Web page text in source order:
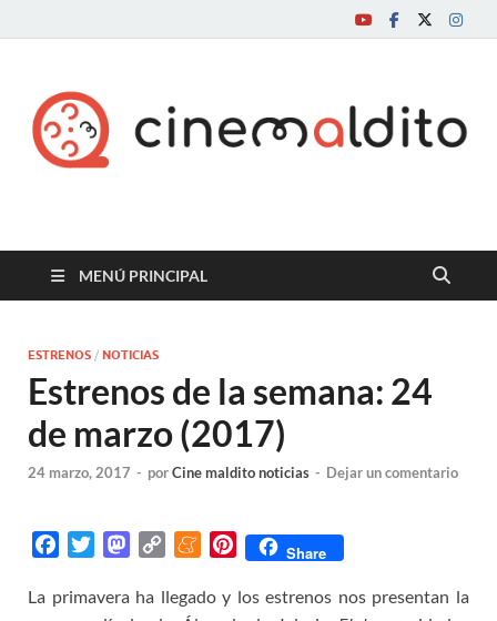
Cine maldito
MENÚ PRINCIPAL
ESTRENOS / NOTICIAS
Estrenos de la semana: 24
de marzo (2017)
24 marzo, 2017 - porCine maldito noticias - Dejar un comentario
c
i
M
s
p
M
n
P
n
Share
La primavera ha llegado y los estrenos nos presentan la